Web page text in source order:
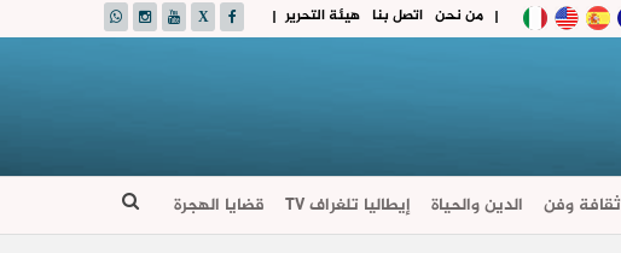
| هيئة التحرير اتصل بنا من نحن |
ثقافة وفن الدين والحياة إيطاليا تلغراف TV قضايا الهجرة